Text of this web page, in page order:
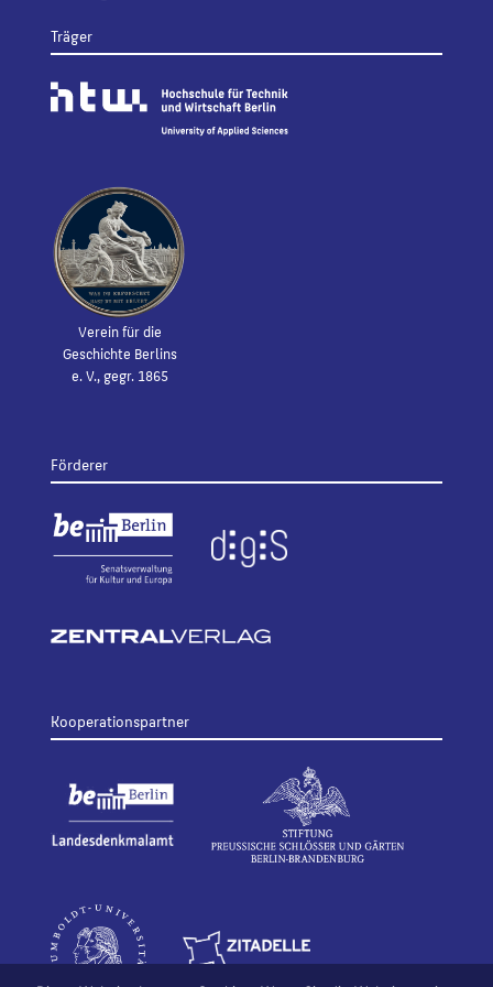
Träger
Verein für die
Geschichte Berlins
e. V., gegr. 1865
Förderer
Kooperationspartner